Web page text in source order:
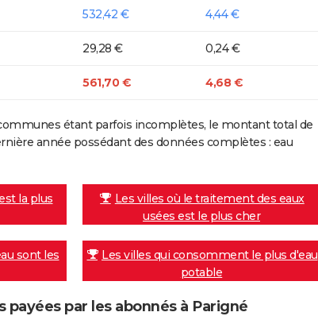
532,42 € 4,44 €
29,28 € 0,24 €
561,70 € 4,68 €
étant parfois incomplètes, le montant total de
année possédant des données complètes : eau
la plus
Les villes où le traitement des eaux
usées est le plus cher
sont les
Les villes qui consomment le plus d'eau
potable
par les abonnés à Parigné